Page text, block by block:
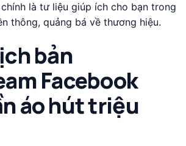
là tư liệu giúp ích cho bạn trong
thông, quảng bá về thương hiệu.
bản
Facebook
áo hút triệu